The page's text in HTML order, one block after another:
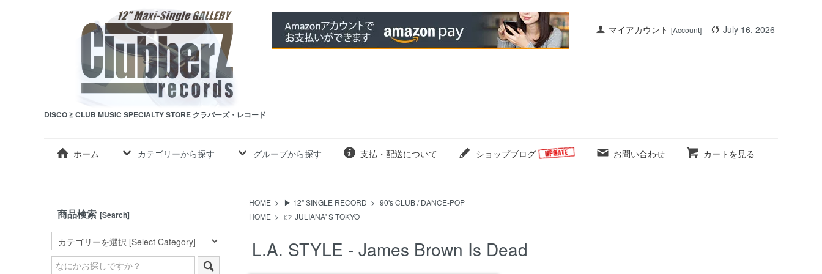
マイアカウント [Account] July 16, 2026
DISCO ≧ CLUB MUSIC SPECIALTY STORE クラバーズ・レコード
ホーム カテゴリーから探す グループから探す 支払・配送について ショップブログ お問い合わせ カートを見る
HOME > ▶ 12" SINGLE RECORD > 90's CLUB / DANCE-POP
HOME > 👉 JULIANA' S TOKYO
L.A. STYLE - James Brown Is Dead
商品検索 [Search]